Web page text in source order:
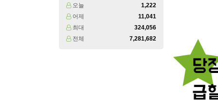
오늘
1,222
어제
11,041
최대
324,056
전체
7,281,682